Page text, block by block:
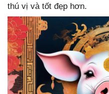
thú vị và tốt đẹp hơn.